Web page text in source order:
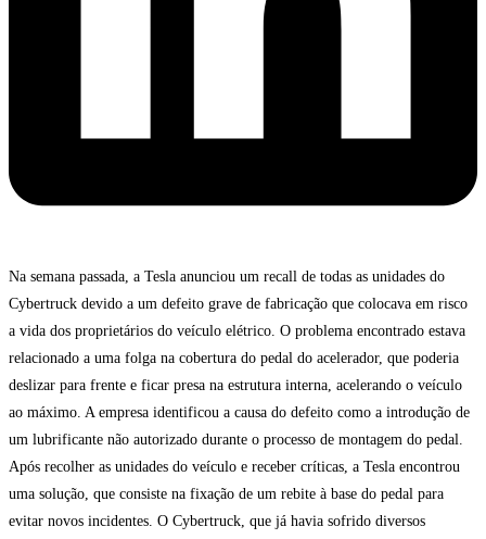
Na semana passada, a Tesla anunciou um recall de todas as unidades do
Cybertruck devido a um defeito grave de fabricação que colocava em risco
a vida dos proprietários do veículo elétrico. O problema encontrado estava
relacionado a uma folga na cobertura do pedal do acelerador, que poderia
deslizar para frente e ficar presa na estrutura interna, acelerando o veículo
ao máximo. A empresa identificou a causa do defeito como a introdução de
um lubrificante não autorizado durante o processo de montagem do pedal.
Após recolher as unidades do veículo e receber críticas, a Tesla encontrou
uma solução, que consiste na fixação de um rebite à base do pedal para
evitar novos incidentes. O Cybertruck, que já havia sofrido diversos